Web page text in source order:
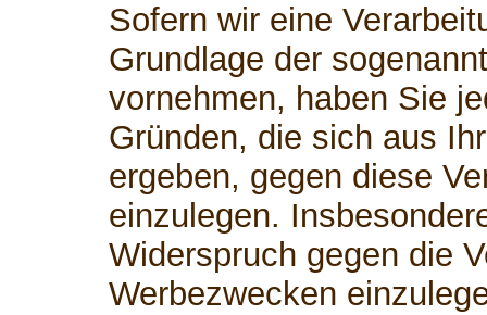
Sofern wir eine
Grundlage der
vornehmen, haben Sie
Gründen, die sich aus
ergeben, gegen diese
einzulegen.
Widerspruch gegen die
Werbezwecken